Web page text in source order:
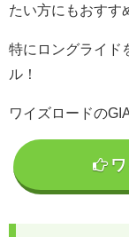
たい方にもおすす
特にロングライド
ル！
ワイズロードの